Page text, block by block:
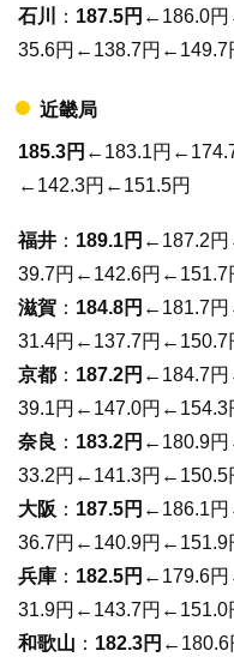
石川
： 187.5円 ←186.0
35.6円←138.7円←149.7
近畿局
185.3円 ←183.1円
←142.3円←151.5円
福井 ： 189.1円 ←187.2
39.7円←142.6円←151.7
滋賀 ： 184.8円 ←181.7
31.4円←137.7円←150.7
京都 ： 187.2円 ←184.7
39.1円←147.0円←154.3
奈良 ： 183.2円 ←180.9
33.2円←141.3円←150.5
大阪 ： 187.5円 ←186.1
36.7円←140.9円←151.9
兵庫 ： 182.5円 ←179.6
31.9円←143.7円←151.0
和歌山 ： 182.3円 ←180.6